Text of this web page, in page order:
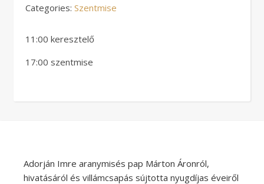
Categories: Szentmise
11:00 keresztelő
17:00 szentmise
Adorján Imre aranymisés pap Márton Áronról,
hivatásáról és villámcsapás sújtotta nyugdíjas éveiről